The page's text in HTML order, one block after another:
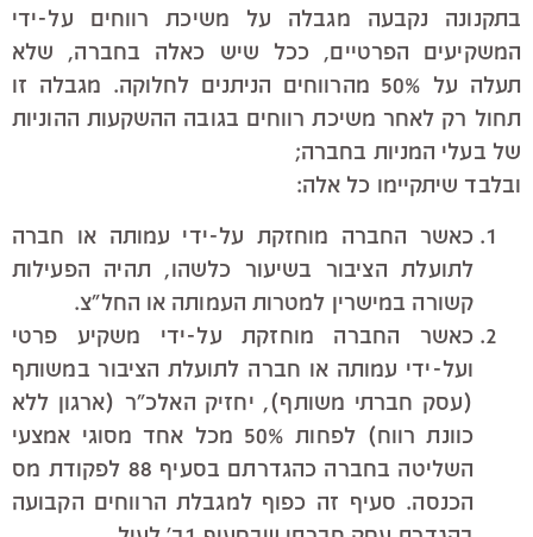
בתקנונה נקבעה מגבלה על משיכת רווחים על-ידי
המשקיעים הפרטיים, ככל שיש כאלה בחברה, שלא
תעלה על 50% מהרווחים הניתנים לחלוקה. מגבלה זו
תחול רק לאחר משיכת רווחים בגובה ההשקעות ההוניות
של בעלי המניות בחברה;
ובלבד שיתקיימו כל אלה:
כאשר החברה מוחזקת על-ידי עמותה או חברה
לתועלת הציבור בשיעור כלשהו, תהיה הפעילות
קשורה במישרין למטרות העמותה או החל"צ.
כאשר החברה מוחזקת על-ידי משקיע פרטי
ועל-ידי עמותה או חברה לתועלת הציבור במשותף
(עסק חברתי משותף), יחזיק האלכ"ר (ארגון ללא
כוונת רווח) לפחות 50% מכל אחד מסוגי אמצעי
השליטה בחברה כהגדרתם בסעיף 88 לפקודת מס
הכנסה. סעיף זה כפוף למגבלת הרווחים הקבועה